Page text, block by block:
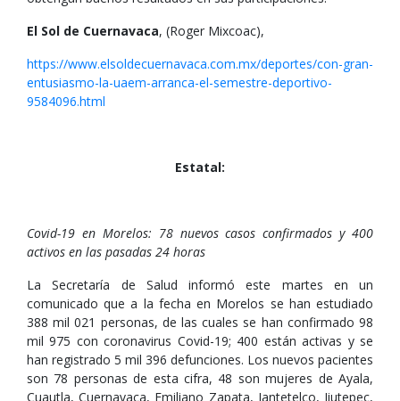
El Sol de Cuernavaca, (Roger Mixcoac),
https://www.elsoldecuernavaca.com.mx/deportes/con-gran-
entusiasmo-la-uaem-arranca-el-semestre-deportivo-
9584096.html
Estatal:
Covid-19 en Morelos: 78 nuevos casos confirmados y 400
activos en las pasadas 24 horas
La Secretaría de Salud informó este martes en un
comunicado que a la fecha en Morelos se han estudiado
388 mil 021 personas, de las cuales se han confirmado 98
mil 975 con coronavirus Covid-19; 400 están activas y se
han registrado 5 mil 396 defunciones. Los nuevos pacientes
son 78 personas de esta cifra, 48 son mujeres de Ayala,
Cuautla, Cuernavaca, Emiliano Zapata, Jantetelco, Jiutepec,